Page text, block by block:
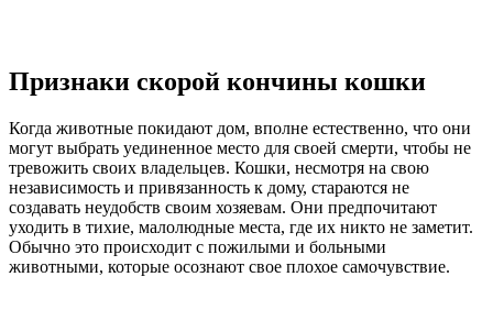
Признаки скорой кончины кошки
Когда животные покидают дом, вполне естественно, что они
могут выбрать уединенное место для своей смерти, чтобы не
тревожить своих владельцев. Кошки, несмотря на свою
независимость и привязанность к дому, стараются не
создавать неудобств своим хозяевам. Они предпочитают
уходить в тихие, малолюдные места, где их никто не заметит.
Обычно это происходит с пожилыми и больными
животными, которые осознают свое плохое самочувствие.